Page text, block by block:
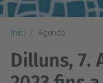
Inici Agenda
Dilluns, 7.